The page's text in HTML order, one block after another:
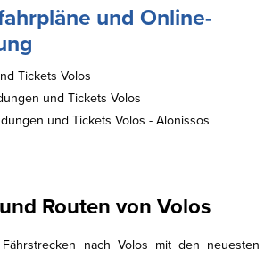
und Online-
Tickets Volos
und Tickets Volos
und Tickets Volos - Alonissos
Routen von Volos
nach Volos mit den neuesten